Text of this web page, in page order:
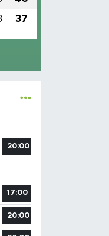
37
20:00
17:00
20:00